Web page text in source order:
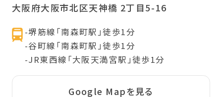
大阪府大阪市北区天神橋 2丁目5-16
-堺筋線「南森町駅」徒歩1分
-谷町線「南森町駅」徒歩1分
-JR東西線「大阪天満宮駅」徒歩1分
Google Mapを見る